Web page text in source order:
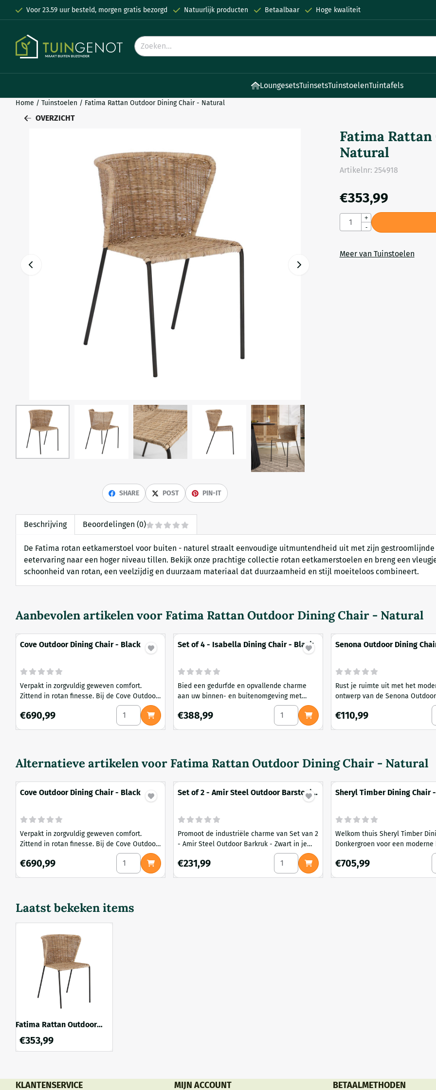
Cookievoorkeuren zijn momenteel gesloten.
Voor 23.59 uur besteld, morgen gratis bezorgd Natuurlijk producten Betaalbaar Hoge kwaliteit
Zoeken
LoungesetsTuinsetsTuinstoelenTuintafels
Home / Tuinstoelen / Fatima Rattan Outdoor Dining Chair - Natural
OVERZICHT
SHARE POST PIN-IT
Fatima
Natural
Artikelnr: 254918
€353,99
Aantal
+
-
Meer van Tuinstoelen
Beschrijving Beoordelingen (0)
De Fatima rotan eetkamerstoel voor buiten - naturel straalt eenvoudige uitmuntendheid uit met zijn
eetervaring naar een hoger niveau tillen. Bekijk onze prachtige collectie rotan eetkamerstoelen en breng een
schoonheid van rotan, een veelzijdig en duurzaam materiaal dat duurzaamheid en stijl moeiteloos combineert.
Aanbevolen artikelen voor Fatima Rattan Outdoor Dining Chair - Natural
Cove Outdoor Dining Chair - Black
Verpakt in zorgvuldig geweven comfort.
Zittend in rotan finesse. Bij de Cove Outdoor
Dining Chair - Zwart draait alles om vrije tijd
zonder concessies te doen aan stijl.
Prijs: 690,99
€690,99 Aantal kiezen voor Cove Outdoor Dining Chair - Black
Set of 4 - Isabella Dining Chair - Black
Bied een gedurfde en opvallende charme
aan uw binnen- en buitenomgeving met
Isabella Eetkamerstoel - Zwart. Het
lichtgewicht en duurzame ontwerp maakt het
Prijs: 388,99
€388,99 Aantal kiezen voor Set of 4 - Isabella Dining
Senona Outdoor Dining
Rust je ruimte uit met het
ontwerp van de Senona
- Beige en verwelkom direct
Prijs: 110,99
€110,99
Alternatieve artikelen voor Fatima Rattan Outdoor Dining Chair - Natural
Cove Outdoor Dining Chair - Black
Verpakt in zorgvuldig geweven comfort.
Zittend in rotan finesse. Bij de Cove Outdoor
Dining Chair - Zwart draait alles om vrije tijd
zonder concessies te doen aan stijl.
Prijs: 690,99
€690,99 Aantal kiezen voor Cove Outdoor Dining Chair - Black
Set of 2 - Amir Steel Outdoor Barstool -
Promoot de industriële charme van Set van 2
- Amir Steel Outdoor Barkruk - Zwart in je
Prijs: 231,99
€231,99 Aantal kiezen voor Set of 2 - Amir Steel
Sheryl Timber Dining Chair
Welkom thuis Sheryl Timber
Donkergroen voor een
en een stijlgerichte eetervaring.
simplistische lineaire vorm zal
indruk maken op uw gasten en
Prijs: 705,99
€705,99
Laatst bekeken items
Fatima Rattan Outdoor
€353,99
KLANTENSERVICE MIJN ACCOUNT BETAALMETHODEN